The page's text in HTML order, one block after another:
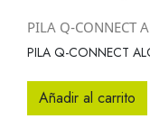
PILA Q-CONNECT
PILA Q-CONNECT
Añadir al carrito